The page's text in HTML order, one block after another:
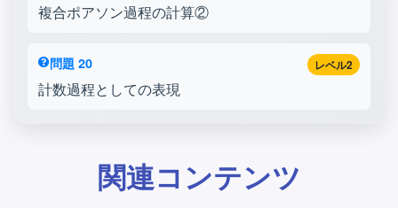
複合ポアソン過程の計算②
レベル2
問題 20
計数過程としての表現
関連コンテンツ